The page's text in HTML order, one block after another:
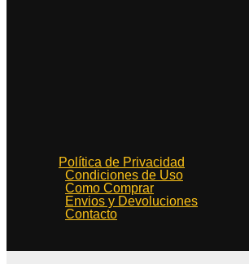
Política de Privacidad
Condiciones de Uso
Como Comprar
Envios y Devoluciones
Contacto